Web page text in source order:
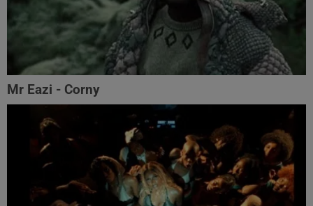
Mr Eazi - Corny